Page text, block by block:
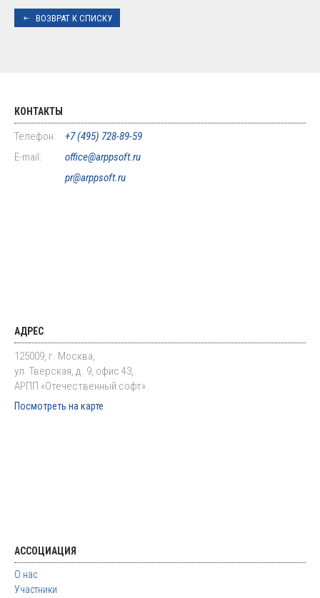
ВОЗВРАТ К СПИСКУ
КОНТАКТЫ
Телефон:
+7 (495) 728-89-59
E-mail:
office@arppsoft.ru
pr@arppsoft.ru
АДРЕС
125009, г. Москва,
ул. Тверская, д. 9, офис 43,
АРПП «Отечественный софт»
Посмотреть на карте
АССОЦИАЦИЯ
О нас
Участники